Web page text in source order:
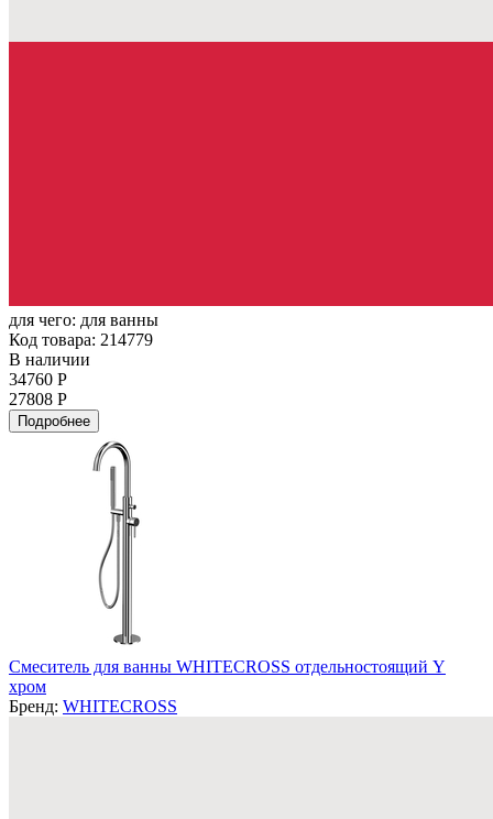
для чего: для ванны
Код товара: 214779
В наличии
34760 Р
27808 Р
Подробнее
Смеситель для ванны WHITECROSS отдельностоящий Y
хром
Бренд: WHITECROSS